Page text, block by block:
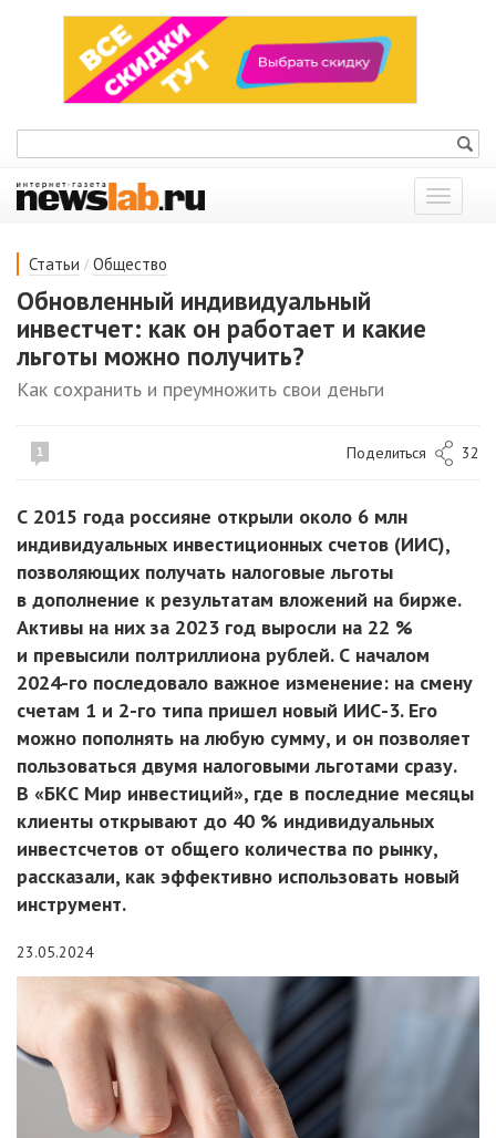
Показать
меню
Статьи / Общество
Обновленный индивидуальный
инвестчет: как он работает и какие
льготы можно получить?
Как сохранить и преумножить свои деньги
1 Поделиться 32
С 2015 года россияне открыли около 6 млн
индивидуальных инвестиционных счетов (ИИС),
позволяющих получать налоговые льготы
в дополнение к результатам вложений на бирже.
Активы на них за 2023 год выросли на 22 %
и превысили полтриллиона рублей. С началом
2024-го последовало важное изменение: на смену
счетам 1 и 2-го типа пришел новый ИИС-3. Его
можно пополнять на любую сумму, и он позволяет
пользоваться двумя налоговыми льготами сразу.
В «БКС Мир инвестиций», где в последние месяцы
клиенты открывают до 40 % индивидуальных
инвестсчетов от общего количества по рынку,
рассказали, как эффективно использовать новый
инструмент.
23.05.2024